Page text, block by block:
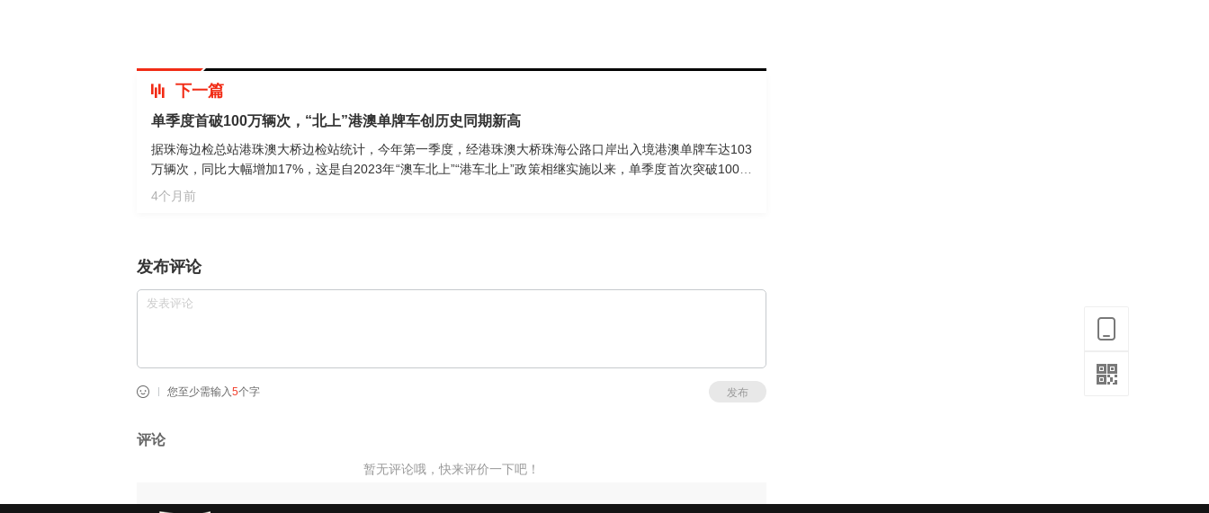
下一篇
单季度首破100万辆次，“北上”港澳单牌车创历史同期新高
据珠海边检总站港珠澳大桥边检站统计，今年第一季度，经港珠澳大桥珠海公路口岸出入境港澳单牌车达103
万辆次，同比大幅增加17%，这是自2023年“澳车北上”“港车北上”政策相继实施以来，单季度首次突破100万
辆次，创历史同期新高。
4个月前
发布评论
您至少需输入 5个字 发布
评论
暂无评论哦，快来评价一下吧！